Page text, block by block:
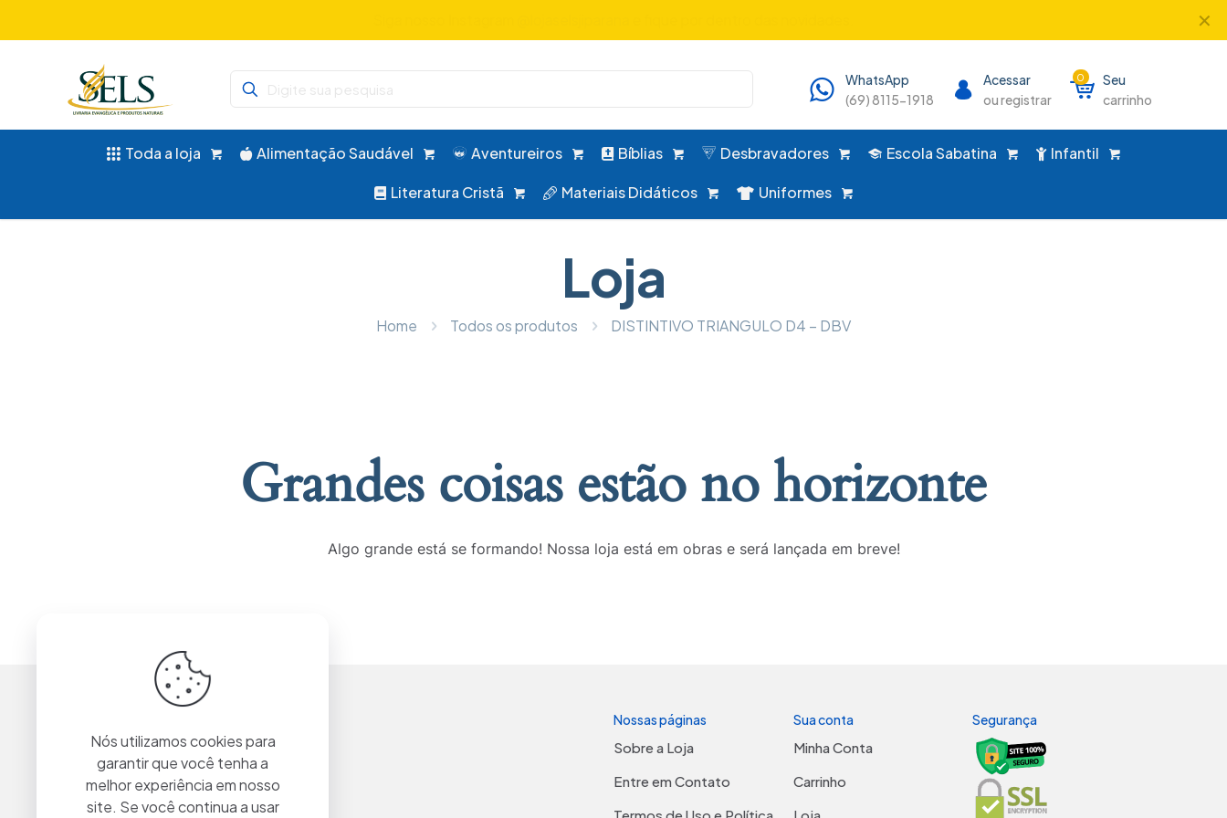
✕
WhatsApp
(69) 8115-1918
Acessar
ou registrar
0
Seu
carrinho
Toda a loja Alimentação Saudável Aventureiros Bíblias Desbravadores Escola Sabatina Infantil
Literatura Cristã Materiais Didáticos Uniformes
Loja
Home Todos os produtos DISTINTIVO TRIANGULO D4 – DBV
Grandes coisas estão no horizonte
Algo grande está se formando! Nossa loja está em obras e será lançada em breve!
Nossas páginas
Sobre a Loja
Entre em Contato
Termos de Uso e Política
Sua conta
Minha Conta
Carrinho
Loja
Segurança
Nós utilizamos cookies para
garantir que você tenha a
melhor experiência em nosso
site. Se você continua a usar